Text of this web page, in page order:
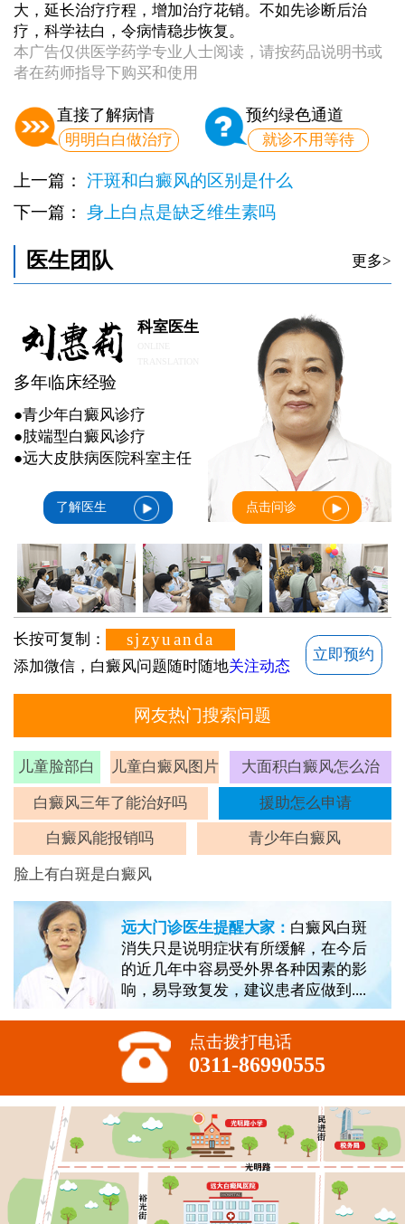
大，延长治疗疗程，增加治疗花销。不如先诊断后治
疗，科学祛白，令病情稳步恢复。
本广告仅供医学药学专业人士阅读，请按药品说明书或
者在药师指导下购买和使用
直接了解病情
明明白白做治疗
预约绿色通道
就诊不用等待
上一篇： 汗斑和白癜风的区别是什么
下一篇： 身上白点是缺乏维生素吗
医生团队 更多>
科室医生
多年临床经验
●青少年白癜风诊疗
●肢端型白癜风诊疗
●远大皮肤病医院科室主任
了解医生 点击问诊
长按可复制： sjzyuanda
添加微信，白癜风问题随时随地关注动态
立即预约
网友热门搜索问题
儿童脸部白
斑
儿童白癜风图片 大面积白癜风怎么治
白癜风三年了能治好吗 援助怎么申请
白癜风能报销吗 青少年白癜风
脸上有白斑是白癜风
远大门诊医生提醒大家： 白癜风白斑
消失只是说明症状有所缓解，在今后
的近几年中容易受外界各种因素的影
响，易导致复发，建议患者应做到....
点击拨打电话
0311-86990555